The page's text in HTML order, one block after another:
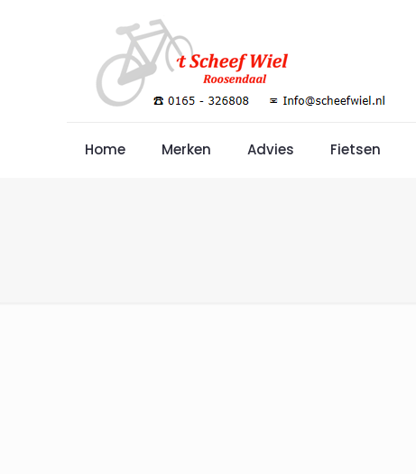
Home Merken Advies Fietsen